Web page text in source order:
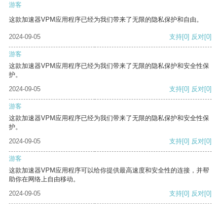
游客
这款加速器VPM应用程序已经为我们带来了无限的隐私保护和自由。
2024-09-05 支持[0] 反对[0]
游客
这款加速器VPM应用程序已经为我们带来了无限的隐私保护和安全性保
护。
2024-09-05
支持[0] 反对[0]
游客
这款加速器VPM应用程序已经为我们带来了无限的隐私保护和安全性保
护。
2024-09-05
支持[0] 反对[0]
游客
这款加速器VPM应用程序可以给你提供最高速度和安全性的连接，并帮
助你在网络上自由移动。
2024-09-05
支持[0] 反对[0]